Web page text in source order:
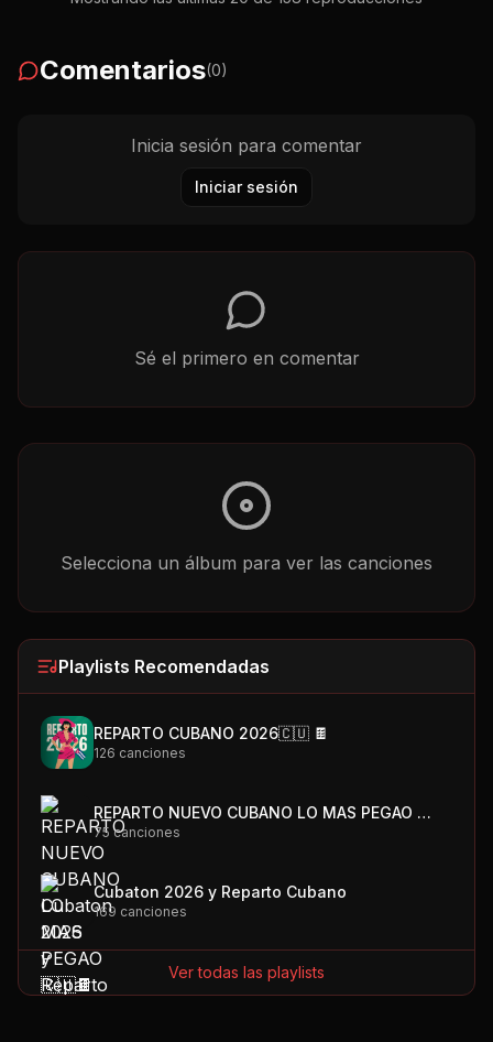
Comentarios(0)
Inicia sesión para comentar
Iniciar sesión
Sé el primero en comentar
Selecciona un álbum para ver las canciones
Playlists Recomendadas
REPARTO CUBANO 2026🇨🇺 🍫
126 canciones
REPARTO NUEVO CUBANO LO MAS PEGAO 🇨🇺🍫
75 canciones
Cubaton 2026 y Reparto Cubano
169 canciones
Ver todas las playlists